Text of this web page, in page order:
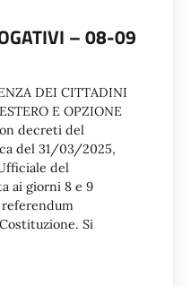
– 08-09
DEI CITTADINI
E OPZIONE
decreti del
del 31/03/2025,
del
ai giorni 8 e 9
referendum
Si